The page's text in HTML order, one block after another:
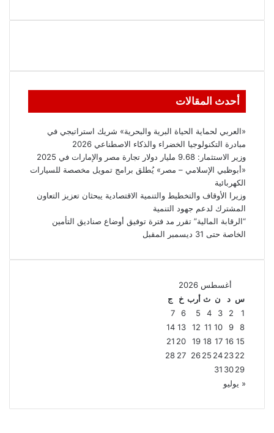
أحدث المقالات
«العربي لحماية الحياة البرية والبحرية» شريك استراتيجي في
مبادرة التكنولوجيا الخضراء والذكاء الاصطناعي 2026
وزير الاستثمار: 9.68 مليار دولار تجارة مصر والإمارات في 2025
«أبوظبي الإسلامي – مصر» يُطلق برامج تمويل مخصصة للسيارات
الكهربائية
وزيرا الأوقاف والتخطيط والتنمية الاقتصادية يبحثان تعزيز التعاون
المشترك لدعم جهود التنمية
“الرقابة المالية” تقرر مد فترة توفيق أوضاع صناديق التأمين
الخاصة حتى 31 ديسمبر المقبل
أغسطس 2026
س د ن ث أرب خ
ج
1
2
3
4
5
6
7
8
9
10
11
12
13
14
15
16
17
18
19
20
21
22
23
24
25
26
27
28
29
30
31
« يوليو